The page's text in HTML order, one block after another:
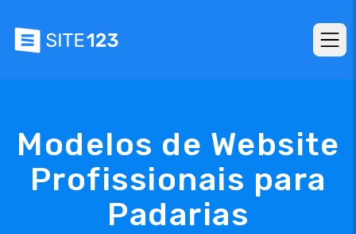
Modelos de Website
Profissionais para
Padarias